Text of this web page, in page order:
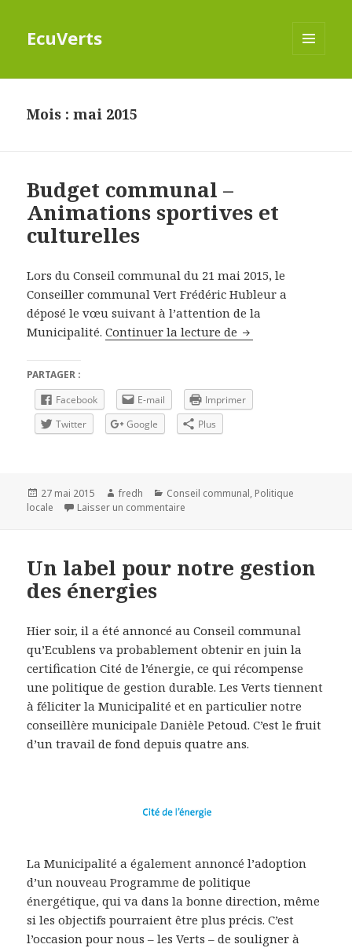
EcuVerts
Mois : mai 2015
Budget communal –
Animations sportives et
culturelles
Lors du Conseil communal du 21 mai 2015, le
Conseiller communal Vert Frédéric Hubleur a
déposé le vœu suivant à l’attention de la
Municipalité.Continuer la lecture de Budget
PARTAGER :
Facebook
E-mail
Imprimer
Twitter
Google Plus
Publié
le
27 mai 2015 Auteur
fredh Catégories
Conseil communal, Politique
locale
Laisser un commentaire
Un label pour notre gestion
des énergies
Hier soir, il a été annoncé au Conseil communal
qu’Ecublens va probablement obtenir en juin la
certification Cité de l’énergie, ce qui récompense
une politique de gestion durable. Les Verts tiennent
à féliciter la Municipalité et en particulier notre
conseillère municipale Danièle Petoud. C’est le fruit
d’un travail de fond depuis quatre ans.
La Municipalité a également annoncé l’adoption
d’un nouveau Programme de politique
énergétique, qui va dans la bonne direction, même
si les objectifs pourraient être plus précis. C’est
l’occasion pour nous – les Verts – de souligner à